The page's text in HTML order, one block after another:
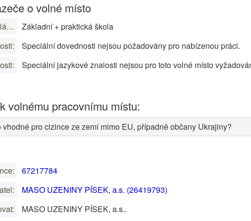
o volné místo
Minimální dosažené vzdělání:
Základní + praktická škola
Speciální dovednosti nejsou požadovány pro nabízenou práci.
Speciální jazykové znalosti nejsou pro toto volné místo
volnému pracovnímu místu:
pro cizince ze zemí mimo EU, případně občany Ukrajiny?
67217784
MASO UZENINY PÍSEK, a.s. (26419793)
MASO UZENINY PÍSEK, a.s..